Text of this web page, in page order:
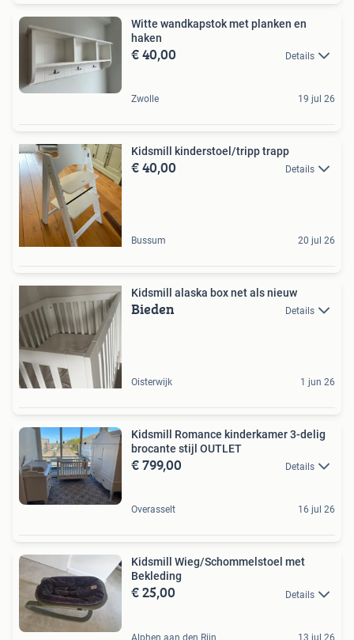
Witte wandkapstok met planken en
haken
€ 40,00 Details
Zwolle 19 jul 26
Kidsmill kinderstoel/tripp trapp
€ 40,00 Details
Bussum 20 jul 26
Kidsmill alaska box net als nieuw
Bieden Details
Oisterwijk 1 jun 26
Kidsmill Romance kinderkamer 3-delig
brocante stijl OUTLET
€ 799,00 Details
Overasselt 16 jul 26
Kidsmill Wieg/Schommelstoel met
Bekleding
€ 25,00 Details
Alphen aan den Rijn 13 jul 26